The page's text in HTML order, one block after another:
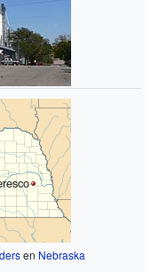
en Nebraska